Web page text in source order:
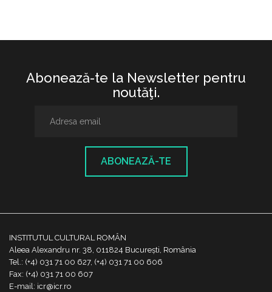
Abonează-te la Newsletter pentru
noutăţi.
ABONEAZĂ-TE
INSTITUTUL CULTURAL ROMÂN
Aleea Alexandru nr. 38, 011824 București, România
Tel.: (+4) 031 71 00 627, (+4) 031 71 00 606
Fax: (+4) 031 71 00 607
E-mail: icr@icr.ro